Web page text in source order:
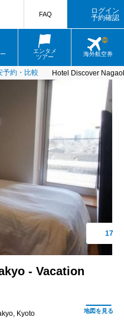
エンタメ
ツアー
海外航空券
FAQ
ログイン
予約確認
予約・比較 Hotel Discover
- Vacation
Kyoto